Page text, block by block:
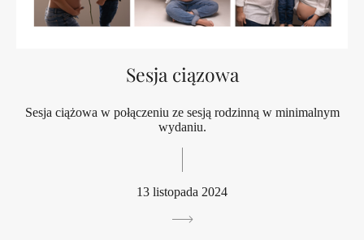
Sesja ciązowa
Sesja ciążowa w połączeniu ze sesją rodzinną w minimalnym
wydaniu.
13 listopada 2024